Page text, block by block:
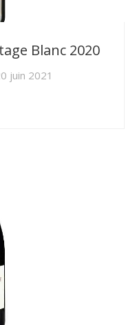
Blanc 2020
juin 2021